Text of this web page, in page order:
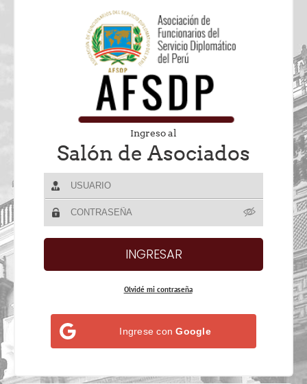
Ingreso al
Salón de Asociados
Olvidé mi contraseña
Ingrese conGoogle